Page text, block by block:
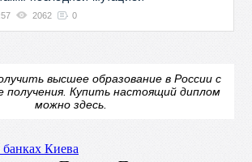
2062 0
высшее образование в России с
получения. Купить настоящий диплом
можно здесь.